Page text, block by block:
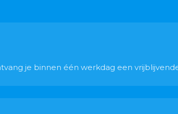
je binnen één werkdag een